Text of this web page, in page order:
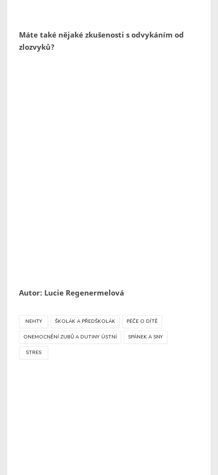
Máte také nějaké zkušenosti s odvykáním od
zlozvyků?
Autor: Lucie Regenermelová
NEHTY ŠKOLÁK A PŘEDŠKOLÁK PÉČE O DÍTĚ
ONEMOCNĚNÍ ZUBŮ A DUTINY ÚSTNÍ SPÁNEK A SNY
STRES